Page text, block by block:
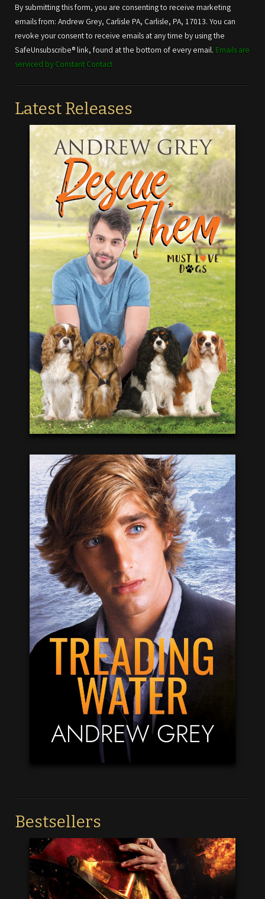
Use.
Please
leave
this field
blank.
By submitting this form, you are consenting to receive marketing
emails from: Andrew Grey, Carlisle PA, Carlisle, PA, 17013. You can
revoke your consent to receive emails at any time by using the
SafeUnsubscribe® link, found at the bottom of every email. Emails are
serviced by Constant Contact
Latest Releases
Bestsellers